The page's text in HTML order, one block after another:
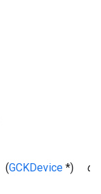
(GCKDevice *)